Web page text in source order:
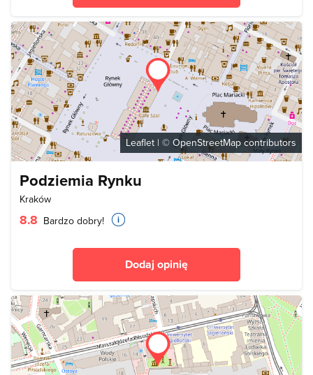
Leaflet | © OpenStreetMap contributors
Podziemia Rynku
Kraków
8.8 Bardzo dobry!
Dodaj opinię